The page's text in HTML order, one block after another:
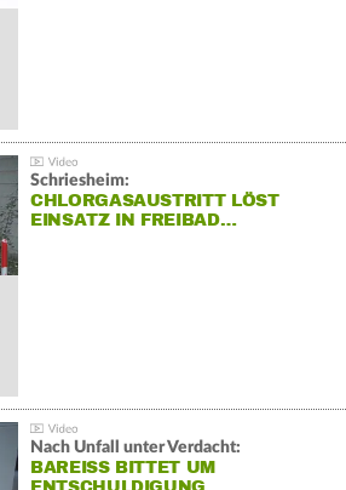
Schriesheim:
CHLORGASAUSTRITT LÖST
EINSATZ IN FREIBAD…
Nach Unfall unter Verdacht:
BAREISS BITTET UM E